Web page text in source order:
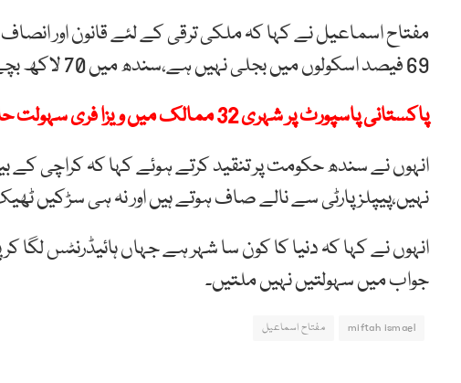
مفتاح اسماعیل نے کہا کہ ملکی ترقی کے لئے قانون اور
69 فیصد اسکولوں میں بجلی نہیں ہے،سندھ میں 70 لاکھ بچے اسکولوں سے باہر ہیں۔
پاکستانی پاسپورٹ پر شہری 32 ممالک میں ویزا فری سہولت حاصل کر سکیں گے
انہوں نے سندھ حکومت پر تنقید کرتے ہوئے کہا کہ کراچی کے
نہیں،پیپلزپارٹی سے نالے صاف ہوتے ہیں اور نہ ہی سڑکیں
انہوں نے کہا کہ دنیا کا کون سا شہر ہے جہاں ہائیڈرنٹس لگا
جواب میں سہولتیں نہیں ملتیں۔
miftah ismael مفتاح اسماعیل